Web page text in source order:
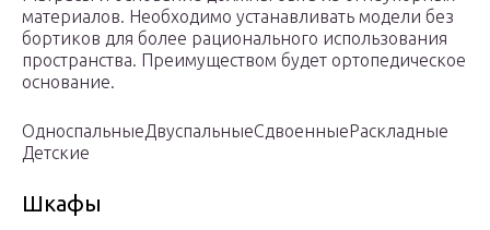
материалов. Необходимо устанавливать модели без
бортиков для более рационального использования
пространства. Преимуществом будет ортопедическое
основание.
ОдноспальныеДвуспальныеСдвоенныеРаскладные
Детские
Шкафы